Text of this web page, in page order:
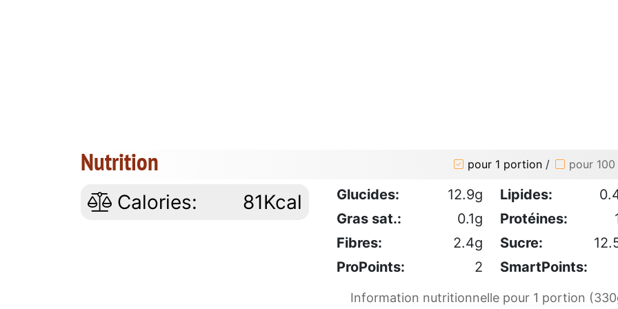
Nutrition pour 1 portion / pour 100
Calories: 81Kcal Glucides: 12.9g Lipides:
Gras sat.:
0.1g Protéines:
Fibres:
2.4g Sucre:
ProPoints:
2 SmartPoints:
Information nutritionnelle pour 1 portion